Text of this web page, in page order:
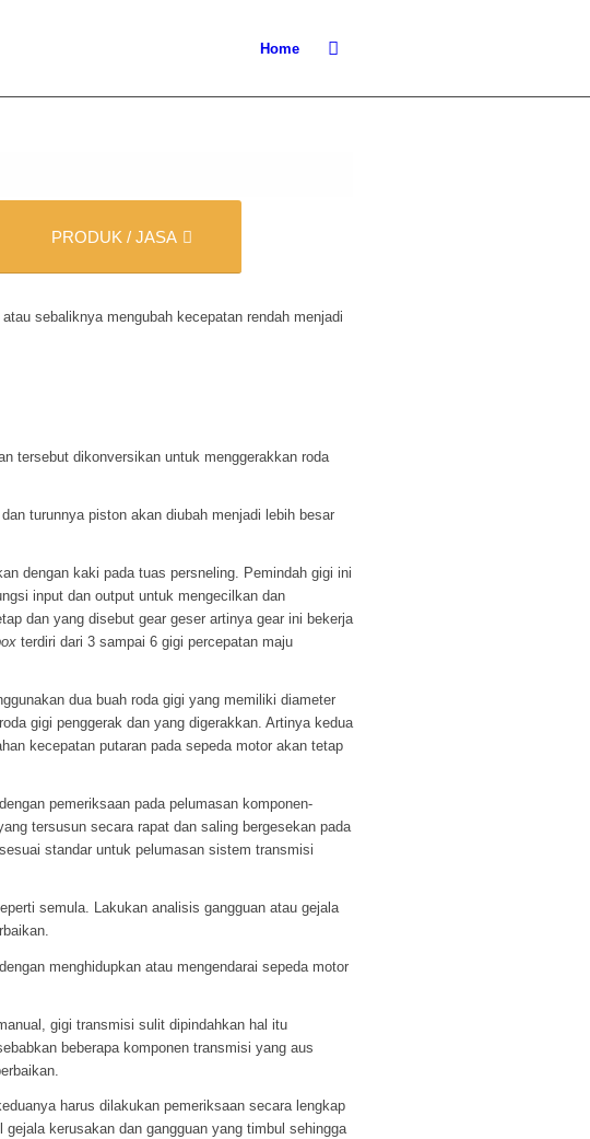
Home
PRODUK / JASA
sebaliknya mengubah kecepatan rendah menjadi
tersebut dikonversikan untuk menggerakkan roda
turunnya piston akan diubah menjadi lebih besar
dengan kaki pada tuas persneling. Pemindah gigi ini
input dan output untuk mengecilkan dan
dan yang disebut gear geser artinya gear ini bekerja
terdiri dari 3 sampai 6 gigi percepatan maju
dua buah roda gigi yang memiliki diameter
gigi penggerak dan yang digerakkan. Artinya kedua
kecepatan putaran pada sepeda motor akan tetap
pemeriksaan pada pelumasan komponen-
tersusun secara rapat dan saling bergesekan pada
standar untuk pelumasan sistem transmisi
semula. Lakukan analisis gangguan atau gejala
menghidupkan atau mengendarai sepeda motor
gigi transmisi sulit dipindahkan hal itu
beberapa komponen transmisi yang aus
harus dilakukan pemeriksaan secara lengkap
kerusakan dan gangguan yang timbul sehingga